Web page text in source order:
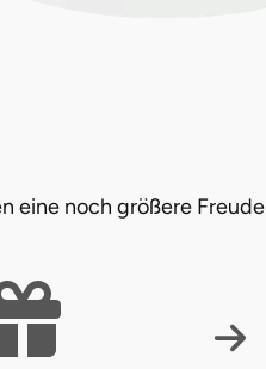
eine noch größere Freude